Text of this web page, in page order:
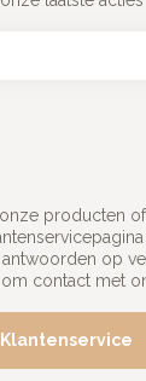
producten
op
contact met
Klantenservice